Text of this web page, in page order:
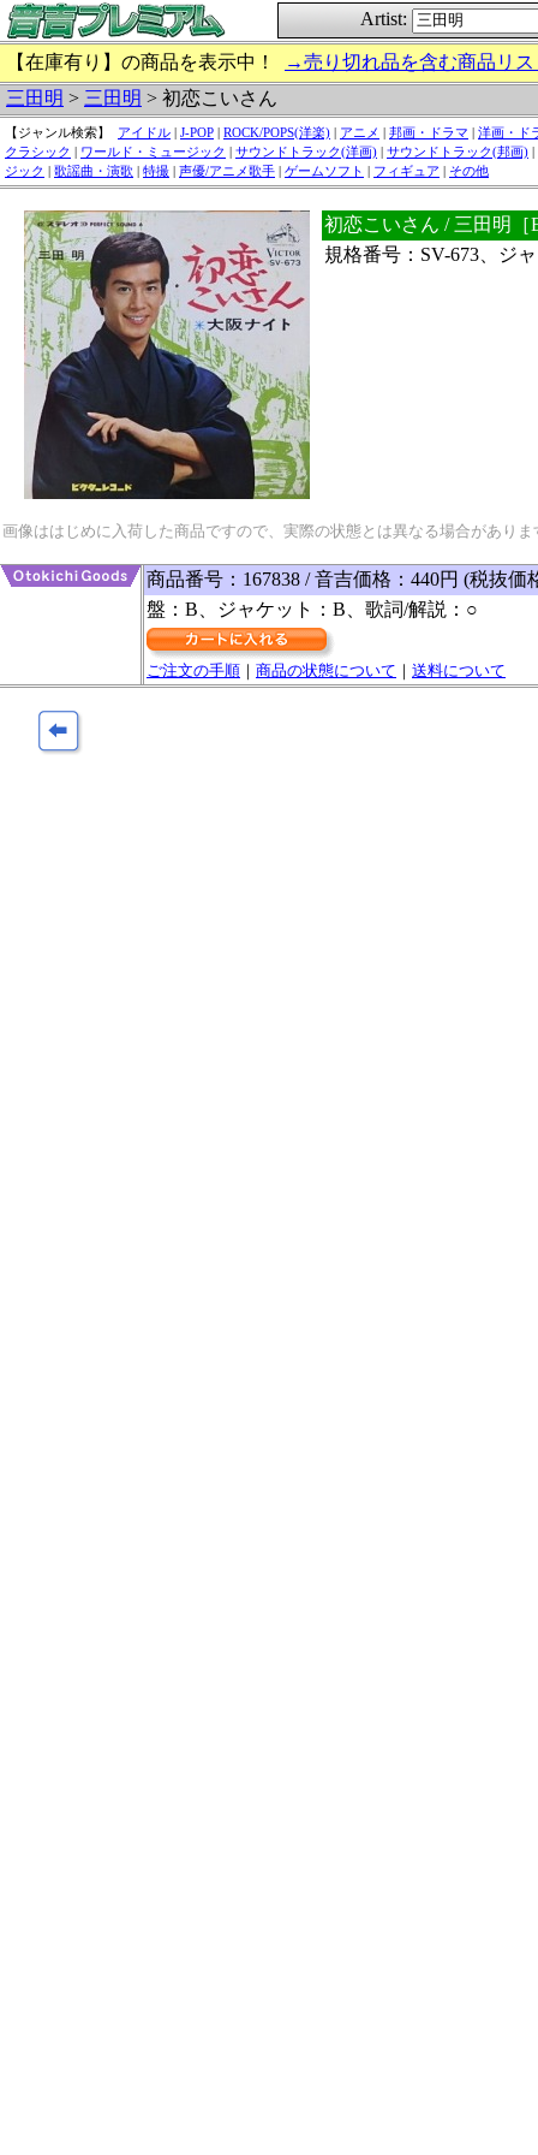
Artist:
【在庫有り】の商品を表示中！
→売り切れ品を含む商品リ
三田明 > 三田明 > 初恋こいさん
【ジャンル検索】 アイドル | J-POP | ROCK/POPS(洋楽) | アニメ | 邦画・ドラマ | 洋画・ド
クラシック | ワールド・ミュージック | サウンドトラック(洋画) | サウンドトラック(邦画) |
ジック | 歌謡曲・演歌 | 特撮 | 声優/アニメ歌手 | ゲームソフト | フィギュア | その他
初恋こいさん / 三田明［
規格番号：SV-673、ジ
画像ははじめに入荷した商品ですので、実際の状態とは異なる場合があり
商品番号：167838 / 音吉価格：440円 (税抜価
盤：B、ジャケット：B、歌詞/解説：○
ご注文の手順 ｜ 商品の状態について ｜ 送料について